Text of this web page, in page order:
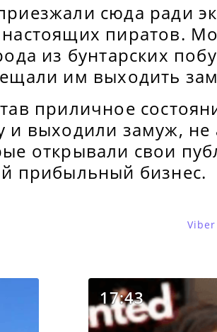
сюда ради
пиратов.
из бунтарских
им выходить
приличное
и выходили замуж,
открывали свои
прибыльный бизнес.
Viber
17:43